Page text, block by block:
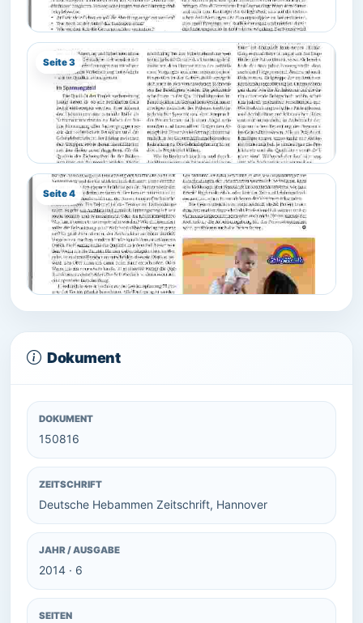
Seite 3
Seite 4
Dokument
DOKUMENT
150816
ZEITSCHRIFT
Deutsche Hebammen Zeitschrift, Hannover
JAHR / AUSGABE
2014 · 6
SEITEN